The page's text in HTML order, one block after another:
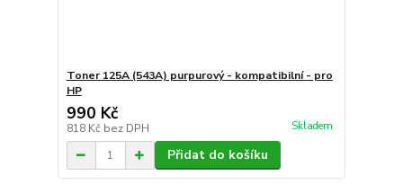
Toner 125A (543A) purpurový - kompatibilní - pro
HP
990 Kč
818 Kč bez DPH Skladem
Přidat do košíku